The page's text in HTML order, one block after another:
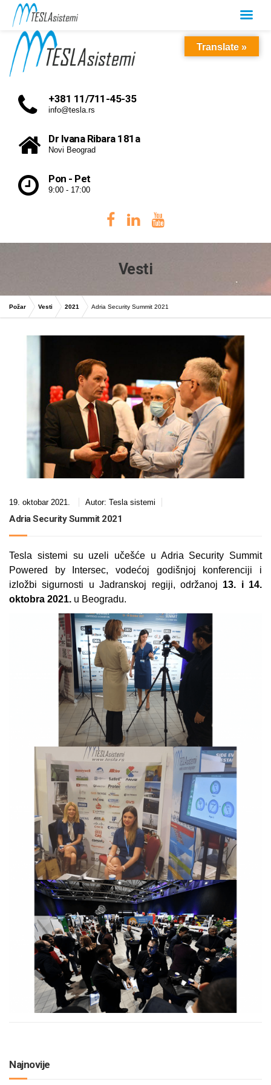
+381 11/711-45-35
info@tesla.rs
Dr Ivana Ribara 181a
Novi Beograd
Pon - Pet
9:00 - 17:00
Vesti
Požar Vesti 2021 Adria Security Summit 2021
19. oktobar 2021. Autor: Tesla sistemi
Adria Security Summit 2021
Tesla sistemi su uzeli učešće u Adria Security Summit
Powered by Intersec, vodećoj godišnjoj konferenciji i
izložbi sigurnosti u Jadranskoj regiji, održanoj 13. i 14.
oktobra 2021. u Beogradu.
Najnovije
Translate »